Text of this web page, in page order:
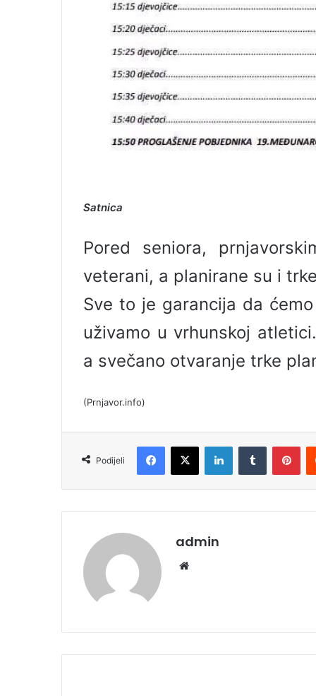
Satnica
Pored seniora,
veterani, a planirane su i
Sve to je garancija da
uživamo u vrhunskoj
a svečano otvaranje trke
(Prnjavor.info)
Podijeli
admin